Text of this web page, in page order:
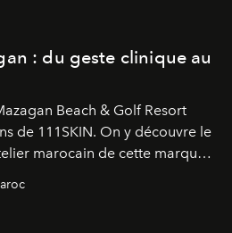
: du geste clinique au
Beach & Golf Resort
de 111SKIN. On y découvre le
marocain de cette marque
cabinet de chirurgie plastique
autour d'un actif breveté,